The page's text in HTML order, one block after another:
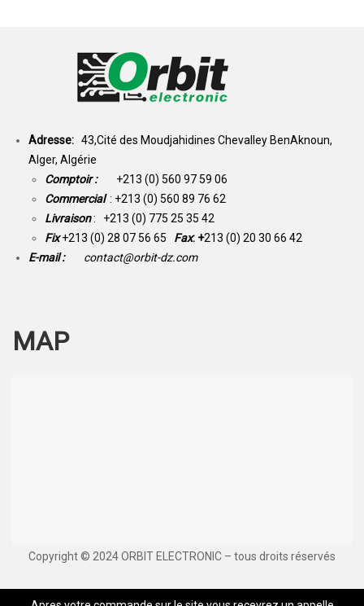
Adresse: 43,Cité des Moudjahidines Chevalley BenAknoun,
Alger, Algérie
Comptoir : +213 (0) 560 97 59 06
Commercial : +213 (0) 560 89 76 62
Livraison: +213 (0) 775 25 35 42
Fix +213 (0) 28 07 56 65 Fax: +213 (0) 20 30 66 42
E-mail :
contact@orbit-dz.com
MAP
Copyright © 2024 ORBIT ELECTRONIC – tous droits réservés